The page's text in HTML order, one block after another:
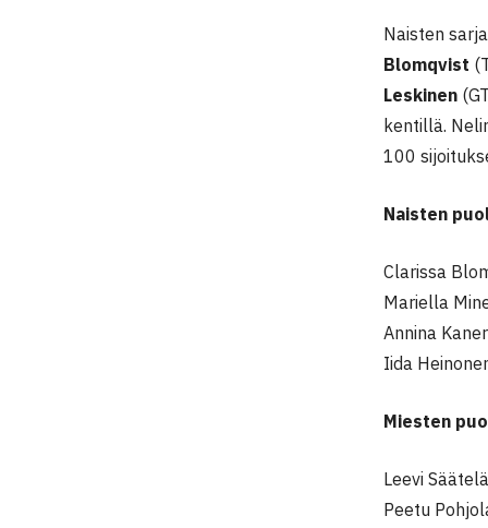
Naisten
Blomqvist
Leskinen
kentillä.
100
Naisten
Clarissa
Mariella
Annina
Iida
Miesten
Leevi
Peetu